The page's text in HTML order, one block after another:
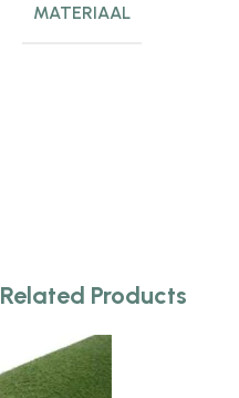
MATERIAAL
Related Products